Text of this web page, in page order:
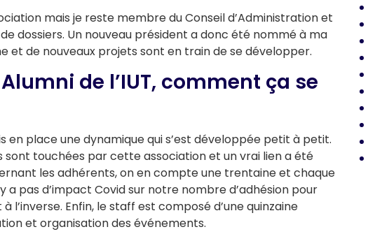
mais je reste membre du Conseil d’Administration et
dossiers. Un nouveau président a donc été nommé à ma
et de nouveaux projets sont en train de se développer.
de l’IUT, comment ça se
en place une dynamique qui s’est développée petit à petit.
sont touchées par cette association et un vrai lien a été
les adhérents, on en compte une trentaine et chaque
a pas d’impact Covid sur notre nombre d’adhésion pour
l’inverse. Enfin, le staff est composé d’une quinzaine
et organisation des événements.